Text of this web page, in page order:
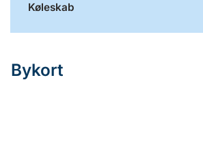
Køleskab
Bykort